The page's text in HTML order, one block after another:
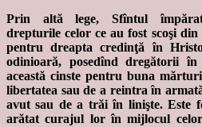
Prin altă lege, Sfîntul împărat
drepturile celor ce au fost scoşi
pentru dreapta credinţă în
odinioară, posedînd dregătorii
această cinste pentru buna
libertatea sau de a reintra în
avut sau de a trăi în linişte. Este
arătat curajul lor în mijlocul